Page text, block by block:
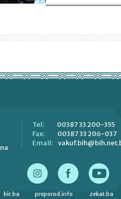
Tel:
00387 33 200-355
Fax:
00387 33 206-037
Email:
bir.ba preporod.info zekat.ba